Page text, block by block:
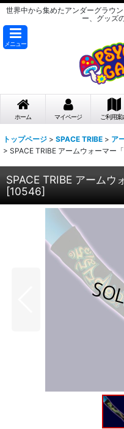
世界中から集めたアンダーグラウ
ー、グッズ
メニュー
ホーム マイページ ご利用案
トップページ > SPACE TRIBE > ア
> SPACE TRIBE アームウォーマー
SPACE TRIBE アームウ
[10546]